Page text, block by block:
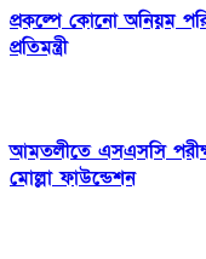
প্রকল্পে কোনো অনিয়ম
প্রতিমন্ত্রী
আমতলীতে এসএসসি
মোল্লা ফাউন্ডেশন